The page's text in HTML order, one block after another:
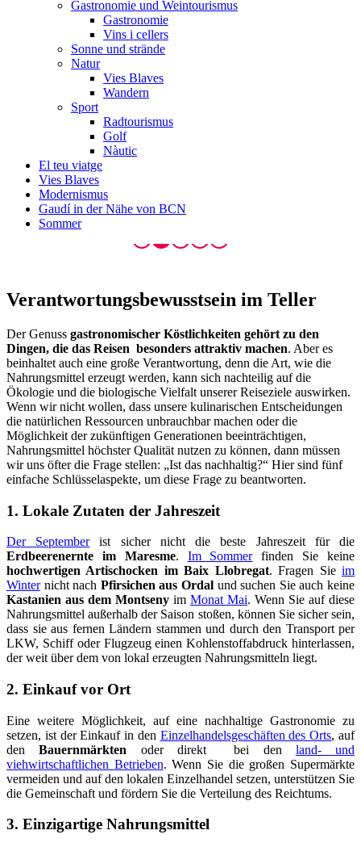
Gastronomie und Weintourismus
Gastronomie
Vins i cellers
Sonne und strände
Natur
Vies Blaves
Wandern
Sport
Radtourismus
Golf
Nàutic
El teu viatge
Vies Blaves
Modernismus
Gaudí in der Nähe von BCN
Sommer
Verantwortungsbewusstsein im Teller
Der Genuss gastronomischer Köstlichkeiten gehört zu den
Dingen, die das Reisen besonders attraktiv machen. Aber es
beinhaltet auch eine große Verantwortung, denn die Art, wie die
Nahrungsmittel erzeugt werden, kann sich nachteilig auf die
Ökologie und die biologische Vielfalt unserer Reiseziele auswirken.
Wenn wir nicht wollen, dass unsere kulinarischen Entscheidungen
die natürlichen Ressourcen unbrauchbar machen oder die
Möglichkeit der zukünftigen Generationen beeinträchtigen,
Nahrungsmittel höchster Qualität nutzen zu können, dann müssen
wir uns öfter die Frage stellen: „Ist das nachhaltig?“ Hier sind fünf
einfache Schlüsselaspekte, um diese Frage zu beantworten.
1. Lokale Zutaten der Jahreszeit
Der Septemberist sicher nicht die beste Jahreszeit für die
Erdbeerenernte im Maresme. Im Sommerfinden Sie keine
hochwertigen Artischocken im Baix Llobregat. Fragen Sieim
Winternicht nach Pfirsichen aus Ordal und suchen Sie auch keine
Kastanien aus dem Montseny im Monat Mai. Wenn Sie auf diese
Nahrungsmittel außerhalb der Saison stoßen, können Sie sicher sein,
dass sie aus fernen Ländern stammen und durch den Transport per
LKW, Schiff oder Flugzeug einen Kohlenstoffabdruck hinterlassen,
der weit über dem von lokal erzeugten Nahrungsmitteln liegt.
2. Einkauf vor Ort
Eine weitere Möglichkeit, auf eine nachhaltige Gastronomie zu
setzen, ist der Einkauf in den Einzelhandelsgeschäften des Orts, auf
denBauernmärkten oder direkt bei den land- und
viehwirtschaftlichen Betrieben. Wenn Sie die großen Supermärkte
vermeiden und auf den lokalen Einzelhandel setzen, unterstützen Sie
die Gemeinschaft und fördern Sie die Verteilung des Reichtums.
3. Einzigartige Nahrungsmittel